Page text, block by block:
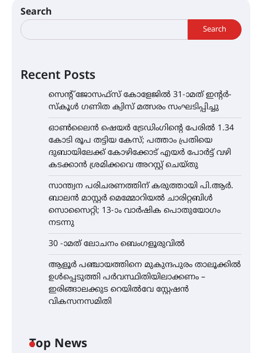
Search
Search
Recent Posts
സെന്റ് ജോസഫ്സ് കോളേജിൽ 31-ാമത് ഇന്റർ-
സ്കൂൾ ഗണിത ക്വിസ് മത്സരം സംഘടിപ്പിച്ചു
ഓൺലൈൻ ഷെയർ ട്രേഡിംഗിന്റെ പേരിൽ 1.34
കോടി രൂപ തട്ടിയ കേസ്; പത്താം പ്രതിയെ
ദുബായിലേക്ക് കോഴിക്കോട് എയർ പോർട്ട് വഴി
കടക്കാൻ ശ്രമിക്കവെ അറസ്റ്റ് ചെയ്തു
സാന്ത്വന പരിചരണത്തിന് കരുത്തായി പി.ആർ.
ബാലൻ മാസ്റ്റർ മെമ്മോറിയൽ ചാരിറ്റബിൾ
സൊസൈറ്റി; 13-ാം വാർഷിക പൊതുയോഗം
നടന്നു
30 -ാമത് ലോചനം ബെംഗളൂരുവിൽ
ആളൂർ പഞ്ചായത്തിനെ മുകുന്ദപുരം താലൂക്കിൽ
ഉൾപ്പെടുത്തി പർവസ്ഥിതിയിലാക്കണം –
ഇരിങ്ങാലക്കുട റെയിൽവേ സ്റ്റേഷൻ
വികസനസമിതി
Top News